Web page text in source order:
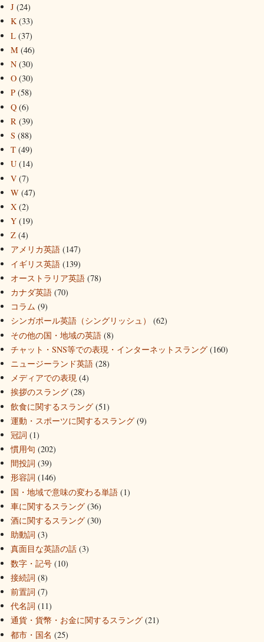
J (24)
K (33)
L (37)
M (46)
N (30)
O (30)
P (58)
Q (6)
R (39)
S (88)
T (49)
U (14)
V (7)
W (47)
X (2)
Y (19)
Z (4)
アメリカ英語 (147)
イギリス英語 (139)
オーストラリア英語 (78)
カナダ英語 (70)
コラム (9)
シンガポール英語（シングリッシュ）
(62)
その他の国・地域の英語 (8)
チャット・SNS等での表現・インターネットスラング (160)
ニュージーランド英語 (28)
メディアでの表現 (4)
挨拶のスラング (28)
飲食に関するスラング (51)
運動・スポーツに関するスラング (9)
冠詞 (1)
慣用句 (202)
間投詞 (39)
形容詞 (146)
国・地域で意味の変わる単語 (1)
車に関するスラング (36)
酒に関するスラング (30)
助動詞 (3)
真面目な英語の話 (3)
数字・記号 (10)
接続詞 (8)
前置詞 (7)
代名詞 (11)
通貨・貨幣・お金に関するスラング (21)
都市・国名 (25)